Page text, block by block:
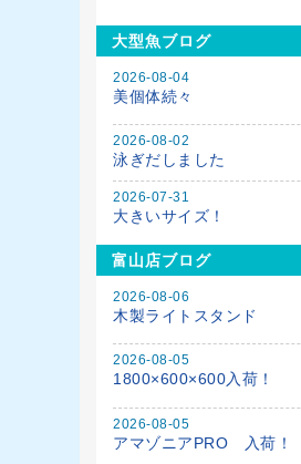
大型魚ブログ
2026-08-04
美個体続々
2026-08-02
泳ぎだしました
2026-07-31
大きいサイズ！
富山店ブログ
2026-08-06
木製ライトスタンド
2026-08-05
1800×600×600入荷！
2026-08-05
アマゾニアPRO 入荷！